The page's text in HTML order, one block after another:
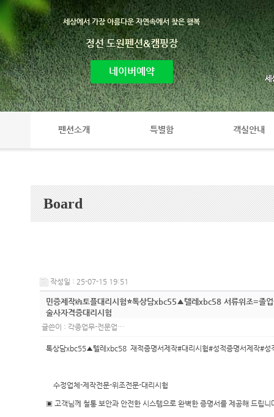
세상에서 가장 아름다운 자연속에서 찾은 행복
정선 도원펜션&캠핑장
네이버예약
펜션소개 특별함 객실안내
Board
작성일 : 25-07-15 19:51
민증제작㎪토플대리시험⭐톡상담xbc55▲텔레xbc58 서류위조=졸
술사자격증대리시험
글쓴이 : 각종업무-전문업…
톡상담xbc55▲텔레xbc58 재적증명서제작#대리시험#성적증명서제작#성
수정업체-제작전문-위조전문-대리시험
▣ 고객님께 철통 보안과 안전한 시스템으로 완벽한 증명서를 제공해 드립니